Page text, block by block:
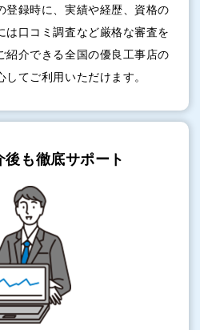
登録時に、実績や経歴、資格の
は口コミ調査など厳格な審査を
紹介できる全国の優良工事店の
てご利用いただけます。
後も徹底サポート